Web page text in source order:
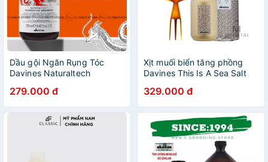
Dầu gội Ngăn Rụng Tóc
Davines Naturaltech
279.000 đ
Xịt muối biển tăng phồng
Davines This Is A Sea Salt
hãng có tem vỡ và tem phụ
tiếng việt
329.000 đ